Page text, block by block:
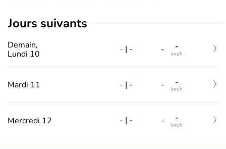
jours suivants
Demain,
Lundi 10
- | - - -
km/h
Mardi 11 - | - - -
km/h
Mercredi 12 - | - - -
km/h